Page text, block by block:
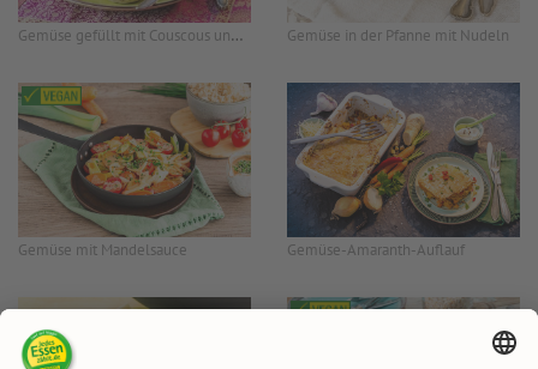
Gemüse gefüllt mit Couscous und Tahin Gemüse in der Pfanne mit Nudeln
Gemüse mit Mandelsauce Gemüse-Amaranth-Auflauf